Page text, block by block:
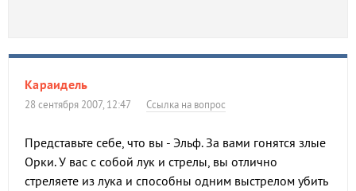
Караидель
28 сентября 2007, 12:47 Ссылка на вопрос
Представьте себе, что вы - Эльф. За вами гонятся злые
Орки. У вас с собой лук и стрелы, вы отлично
стреляете из лука и способны одним выстрелом убить